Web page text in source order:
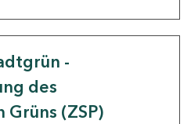
-
des
(ZSP)